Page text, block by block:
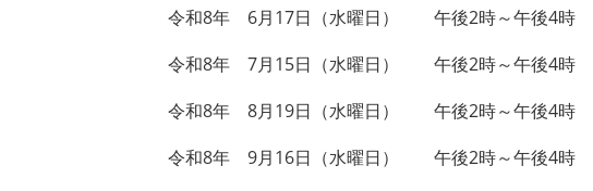
令和8年 6月17日（水曜日） 午後2時～午後4時
令和8年 7月15日（水曜日） 午後2時～午後4時
令和8年 8月19日（水曜日） 午後2時～午後4時
令和8年 9月16日（水曜日） 午後2時～午後4時